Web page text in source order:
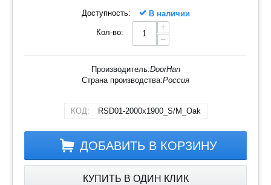
Доступность: В наличии
Кол-во:
+
−
Производитель:DoorHan
Страна производства:Россия
КОД: RSD01-2000х1900_S/M_Oak
ДОБАВИТЬ В КОРЗИНУ
КУПИТЬ В ОДИН КЛИК